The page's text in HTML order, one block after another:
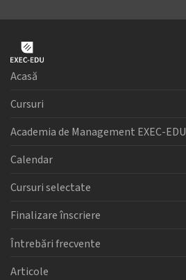
Acasă
Cursuri
Academia de Management EXEC-EDU
Calendar
Cursuri selectate
Finalizare înscriere
Întrebări frecvente
Articole